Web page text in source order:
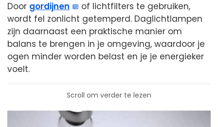
Door gordijnen
of lichtfilters te gebruiken,
wordt fel zonlicht getemperd. Daglichtlampen
zijn daarnaast een praktische manier om
balans te brengen in je omgeving, waardoor je
ogen minder worden belast en je je energieker
voelt.
Scroll om verder te lezen